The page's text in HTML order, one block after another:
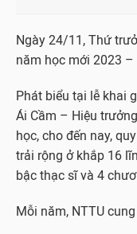
Ngày 24/11, Thứ
năm học mới 2023
Phát biểu tại lễ khai
Ái Cầm – Hiệu
học, cho đến nay,
trải rộng ở khắp 16
bậc thạc sĩ và 4
Mỗi năm, NTTU